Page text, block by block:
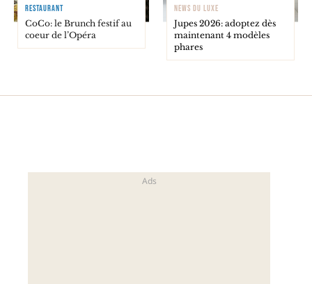
RESTAURANT
CoCo: le Brunch festif au
coeur de l’Opéra
NEWS DU LUXE
Jupes 2026: adoptez dès
maintenant 4 modèles
phares